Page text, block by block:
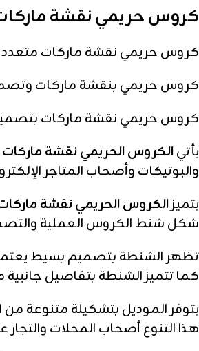
كروس حريمي نقشة ماركات
كروس حريمي نقشة ماركات متعدد
كروس حريمي بنقشة ماركات وتصميم عملي
كروس حريمي نقشة ماركات بتصميم عملي
يأتيالكروس الحريمي نقشة ماركات
والبوتيكات وأصحاب المتاجر
يتميزالكروس الحريمي نقشة
شكل شنط الكروس العملية
تظهر الشنطة بتصميم بسيط يعتمد
كما تتميز الشنطة بتفاصيل
يتوفر الموديل بتشكيلة متنوعة من
هذا التنوع أصحاب المحلات